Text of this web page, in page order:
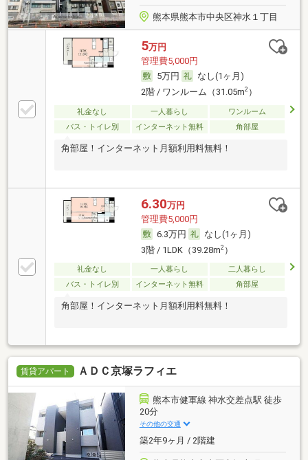
熊本県熊本市中央区神水１丁目
5万円
管理費5,000円
5万円
なし(1ヶ月)
2階 / ワンルーム（31.05m2）
礼金なし 一人暮らし
ワンルーム
バス・トイレ別
インターネット無料 角部屋
角部屋！インターネット月額利用料無料！
6.30万円
管理費5,000円
6.3万円
なし(1ヶ月)
3階 / 1LDK（39.28m2）
礼金なし 一人暮らし
二人暮らし
バス・トイレ別
インターネット無料 角部屋
角部屋！インターネット月額利用料無料！
賃貸アパート ＡＤＣ京塚ラフィエ
熊本市健軍線 神水交差点駅 徒歩
20分
その他の交通
築2年9ヶ月 / 2階建